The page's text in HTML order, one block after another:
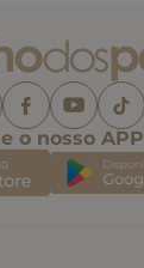
o nosso APP